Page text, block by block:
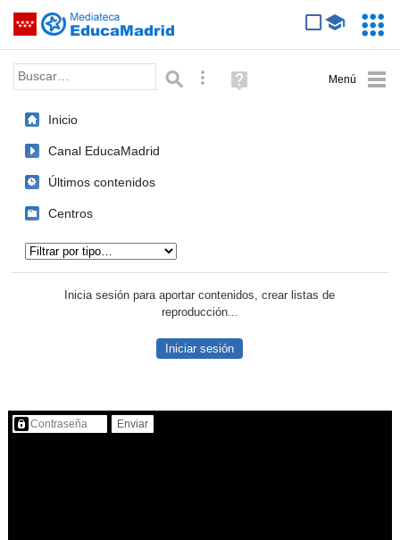
Saltar navegación
Palabra o frase: Búsqueda avanzada
Ayuda
(en
Inicio
Canal EducaMadrid
Últimos contenidos
Centros
Inicia sesión para aportar contenidos, crear listas de
reproducción...
Iniciar sesión
Contenido protegido…